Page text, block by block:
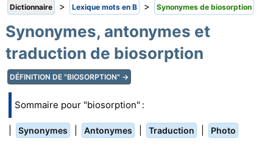
Dictionnaire > Lexique mots en B > Synonymes de biosorption
Synonymes, antonymes et
traduction de biosorption
DÉFINITION DE "BIOSORPTION" →
Sommaire pour "biosorption" :
Synonymes Antonymes Traduction Photo